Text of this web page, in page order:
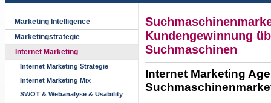
Marketing Intelligence
Marketingstrategie
Internet Marketing
Internet Marketing Strategie
Internet Marketing Mix
SWOT & Webanalyse & Usability
Kundengewinnung
Suchmaschinen
Internet Marketing